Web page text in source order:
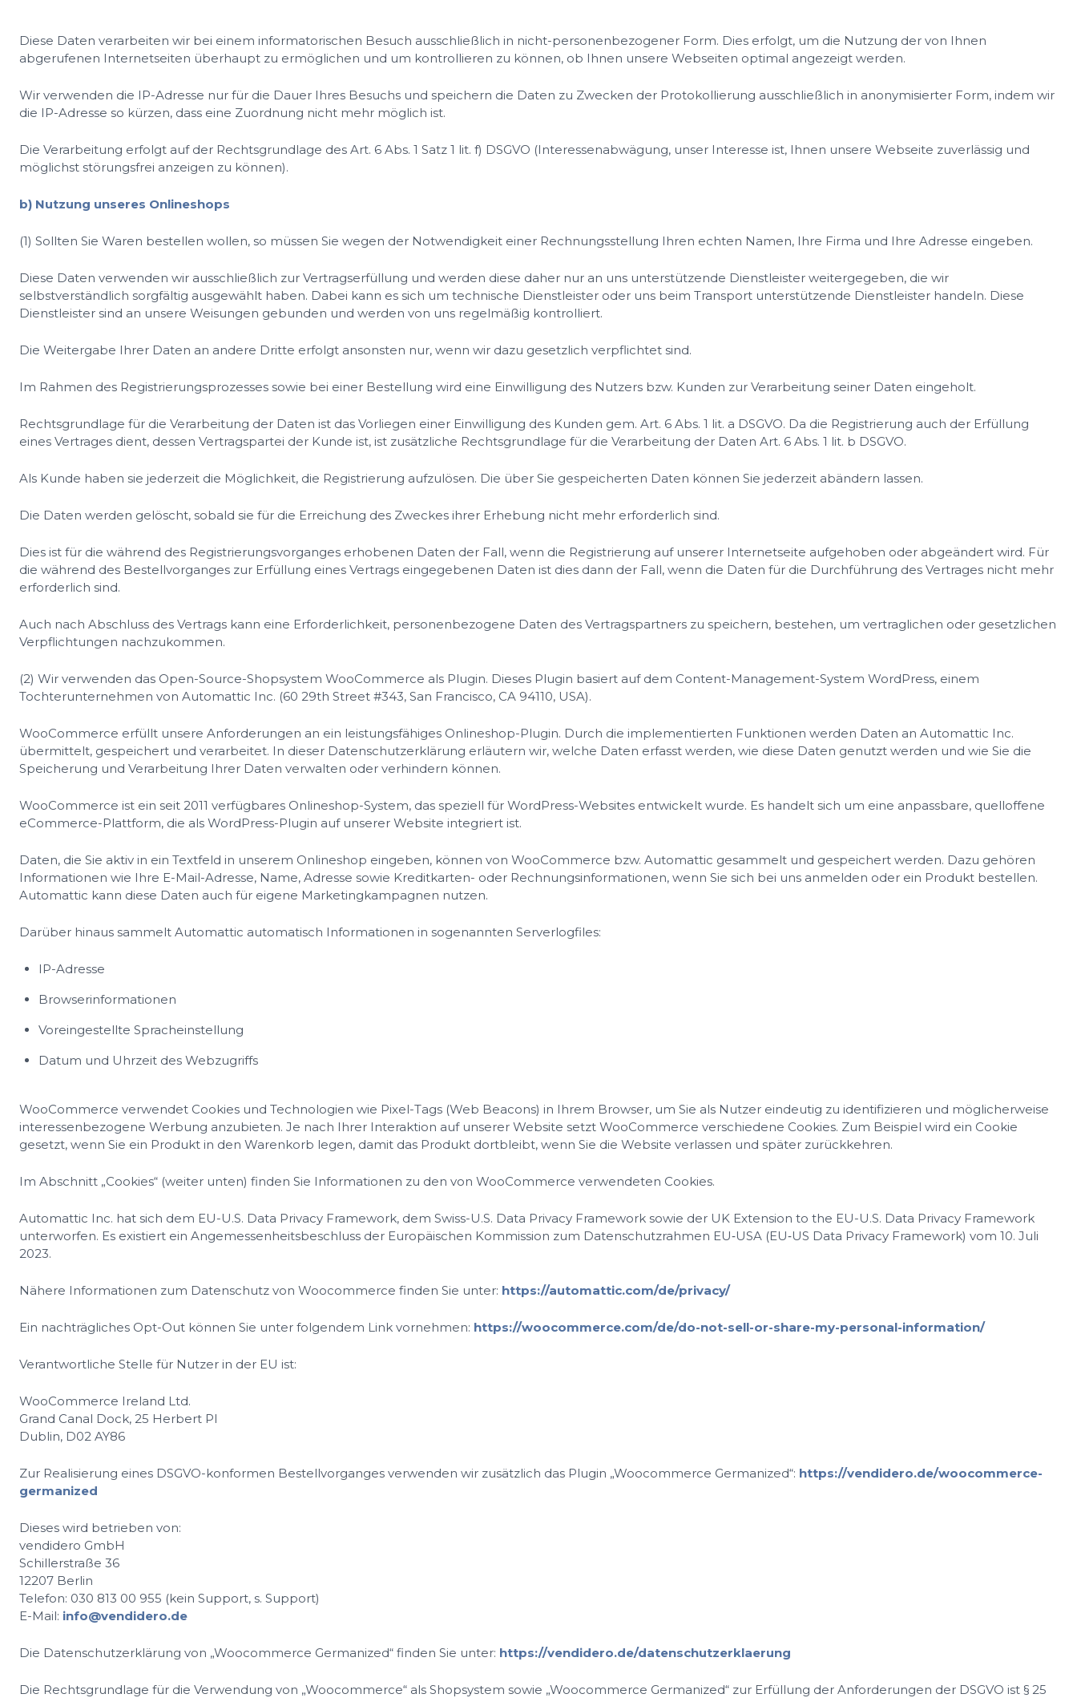
Diese Daten verarbeiten wir bei einem informatorischen Besuch ausschließlich in nicht-personenbezogener Form. Dies erfolgt, um die Nutzung der von Ihnen
abgerufenen Internetseiten überhaupt zu ermöglichen und um kontrollieren zu können, ob Ihnen unsere Webseiten optimal angezeigt werden.
Wir verwenden die IP-Adresse nur für die Dauer Ihres Besuchs und speichern die Daten zu Zwecken der Protokollierung ausschließlich in anonymisierter Form, indem wir
die IP-Adresse so kürzen, dass eine Zuordnung nicht mehr möglich ist.
Die Verarbeitung erfolgt auf der Rechtsgrundlage des Art. 6 Abs. 1 Satz 1 lit. f) DSGVO (Interessenabwägung, unser Interesse ist, Ihnen unsere Webseite zuverlässig und
möglichst störungsfrei anzeigen zu können).
b) Nutzung unseres Onlineshops
(1) Sollten Sie Waren bestellen wollen, so müssen Sie wegen der Notwendigkeit einer Rechnungsstellung Ihren echten Namen, Ihre Firma und Ihre Adresse eingeben.
Diese Daten verwenden wir ausschließlich zur Vertragserfüllung und werden diese daher nur an uns unterstützende Dienstleister weitergegeben, die wir
selbstverständlich sorgfältig ausgewählt haben. Dabei kann es sich um technische Dienstleister oder uns beim Transport unterstützende Dienstleister handeln. Diese
Dienstleister sind an unsere Weisungen gebunden und werden von uns regelmäßig kontrolliert.
Die Weitergabe Ihrer Daten an andere Dritte erfolgt ansonsten nur, wenn wir dazu gesetzlich verpflichtet sind.
Im Rahmen des Registrierungsprozesses sowie bei einer Bestellung wird eine Einwilligung des Nutzers bzw. Kunden zur Verarbeitung seiner Daten eingeholt.
Rechtsgrundlage für die Verarbeitung der Daten ist das Vorliegen einer Einwilligung des Kunden gem. Art. 6 Abs. 1 lit. a DSGVO. Da die Registrierung auch der Erfüllung
eines Vertrages dient, dessen Vertragspartei der Kunde ist, ist zusätzliche Rechtsgrundlage für die Verarbeitung der Daten Art. 6 Abs. 1 lit. b DSGVO.
Als Kunde haben sie jederzeit die Möglichkeit, die Registrierung aufzulösen. Die über Sie gespeicherten Daten können Sie jederzeit abändern lassen.
Die Daten werden gelöscht, sobald sie für die Erreichung des Zweckes ihrer Erhebung nicht mehr erforderlich sind.
Dies ist für die während des Registrierungsvorganges erhobenen Daten der Fall, wenn die Registrierung auf unserer Internetseite aufgehoben oder abgeändert wird. Für
die während des Bestellvorganges zur Erfüllung eines Vertrags eingegebenen Daten ist dies dann der Fall, wenn die Daten für die Durchführung des Vertrages nicht mehr
erforderlich sind.
Auch nach Abschluss des Vertrags kann eine Erforderlichkeit, personenbezogene Daten des Vertragspartners zu speichern, bestehen, um vertraglichen oder gesetzlichen
Verpflichtungen nachzukommen.
(2) Wir verwenden das Open-Source-Shopsystem WooCommerce als Plugin. Dieses Plugin basiert auf dem Content-Management-System WordPress, einem
Tochterunternehmen von Automattic Inc. (60 29th Street #343, San Francisco, CA 94110, USA).
WooCommerce erfüllt unsere Anforderungen an ein leistungsfähiges Onlineshop-Plugin. Durch die implementierten Funktionen werden Daten an Automattic Inc.
übermittelt, gespeichert und verarbeitet. In dieser Datenschutzerklärung erläutern wir, welche Daten erfasst werden, wie diese Daten genutzt werden und wie Sie die
Speicherung und Verarbeitung Ihrer Daten verwalten oder verhindern können.
WooCommerce ist ein seit 2011 verfügbares Onlineshop-System, das speziell für WordPress-Websites entwickelt wurde. Es handelt sich um eine anpassbare, quelloffene
eCommerce-Plattform, die als WordPress-Plugin auf unserer Website integriert ist.
Daten, die Sie aktiv in ein Textfeld in unserem Onlineshop eingeben, können von WooCommerce bzw. Automattic gesammelt und gespeichert werden. Dazu gehören
Informationen wie Ihre E-Mail-Adresse, Name, Adresse sowie Kreditkarten- oder Rechnungsinformationen, wenn Sie sich bei uns anmelden oder ein Produkt bestellen.
Automattic kann diese Daten auch für eigene Marketingkampagnen nutzen.
Darüber hinaus sammelt Automattic automatisch Informationen in sogenannten Serverlogfiles:
IP-Adresse
Browserinformationen
Voreingestellte Spracheinstellung
Datum und Uhrzeit des Webzugriffs
WooCommerce verwendet Cookies und Technologien wie Pixel-Tags (Web Beacons) in Ihrem Browser, um Sie als Nutzer eindeutig zu identifizieren und möglicherweise
interessenbezogene Werbung anzubieten. Je nach Ihrer Interaktion auf unserer Website setzt WooCommerce verschiedene Cookies. Zum Beispiel wird ein Cookie
gesetzt, wenn Sie ein Produkt in den Warenkorb legen, damit das Produkt dortbleibt, wenn Sie die Website verlassen und später zurückkehren.
Im Abschnitt „Cookies“ (weiter unten) finden Sie Informationen zu den von WooCommerce verwendeten Cookies.
Automattic Inc. hat sich dem EU-U.S. Data Privacy Framework, dem Swiss-U.S. Data Privacy Framework sowie der UK Extension to the EU-U.S. Data Privacy Framework
unterworfen. Es existiert ein Angemessenheitsbeschluss der Europäischen Kommission zum Datenschutzrahmen EU‐USA (EU‐US Data Privacy Framework) vom 10. Juli
2023.
Nähere Informationen zum Datenschutz von Woocommerce finden Sie unter: https://automattic.com/de/privacy/
Ein nachträgliches Opt-Out können Sie unter folgendem Link vornehmen: https://woocommerce.com/de/do-not-sell-or-share-my-personal-information/
Verantwortliche Stelle für Nutzer in der EU ist:
WooCommerce Ireland Ltd.
Grand Canal Dock, 25 Herbert Pl
Dublin, D02 AY86
Zur Realisierung eines DSGVO-konformen Bestellvorganges verwenden wir zusätzlich das Plugin „Woocommerce Germanized“: https://vendidero.de/woocommerce-
germanized
Dieses wird betrieben von:
vendidero GmbH
Schillerstraße 36
12207 Berlin
Telefon: 030 813 00 955 (kein Support, s. Support)
E-Mail: info@vendidero.de
Die Datenschutzerklärung von „Woocommerce Germanized“ finden Sie unter: https://vendidero.de/datenschutzerklaerung
Die Rechtsgrundlage für die Verwendung von „Woocommerce“ als Shopsystem sowie „Woocommerce Germanized“ zur Erfüllung der Anforderungen der DSGVO ist § 25